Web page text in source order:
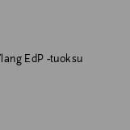
EdP -tuoksu